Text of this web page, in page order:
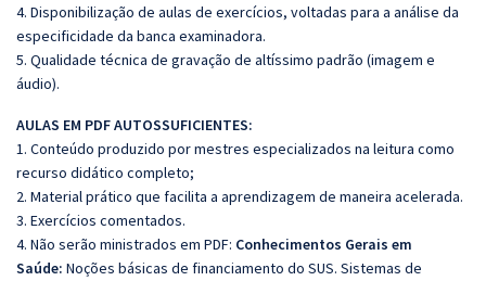
4. Disponibilização de aulas de exercícios, voltadas para a análise da
especificidade da banca examinadora.
5. Qualidade técnica de gravação de altíssimo padrão (imagem e
áudio).
AULAS EM PDF AUTOSSUFICIENTES:
1. Conteúdo produzido por mestres especializados na leitura como
recurso didático completo;
2. Material prático que facilita a aprendizagem de maneira acelerada.
3. Exercícios comentados.
4. Não serão ministrados em PDF: Conhecimentos Gerais em
Saúde: Noções básicas de financiamento do SUS. Sistemas de